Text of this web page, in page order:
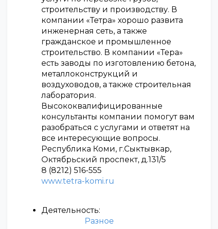
строительству и производству. В
компании «Тетра» хорошо развита
инженерная сеть, а также
гражданское и промышленное
строительство. В компании «Тера»
есть заводы по изготовлению бетона,
металлоконструкций и
воздуховодов, а также строительная
лаборатория.
Высококвалифицированные
консультанты компании помогут вам
разобраться с услугами и ответят на
все интересующие вопросы.
Республика Коми, г.Сыктывкар,
Октябрьский проспект, д.131/5
8 (8212) 516-555
www.tetra-komi.ru
Деятельность:
Разное